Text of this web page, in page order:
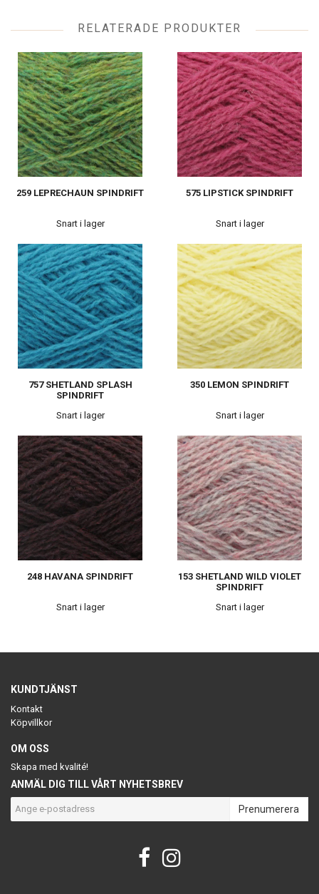
RELATERADE PRODUKTER
259 LEPRECHAUN SPINDRIFT
Snart i lager
575 LIPSTICK SPINDRIFT
Snart i lager
757 SHETLAND SPLASH
SPINDRIFT
Snart i lager
350 LEMON SPINDRIFT
Snart i lager
248 HAVANA SPINDRIFT
Snart i lager
153 SHETLAND WILD VIOLET
SPINDRIFT
Snart i lager
KUNDTJÄNST
Kontakt
Köpvillkor
OM OSS
Skapa med kvalité!
ANMÄL DIG TILL VÅRT NYHETSBREV
Prenumerera